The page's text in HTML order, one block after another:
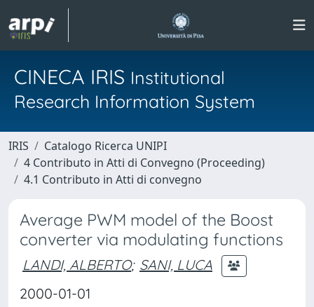
CINECA IRIS Institutional
Research Information System
IRIS
Catalogo Ricerca UNIPI
4 Contributo in Atti di Convegno (Proceeding)
4.1 Contributo in Atti di convegno
Average PWM model of the Boost
converter via modulating functions
LANDI, ALBERTO; SANI, LUCA
2000-01-01